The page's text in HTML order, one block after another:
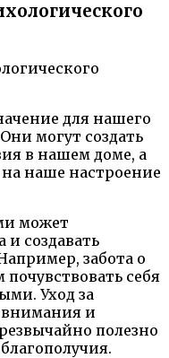
для нашего
могут создать
в нашем доме, а
наше настроение
может
и создавать
забота о
себя
Уход за
внимания и
полезно